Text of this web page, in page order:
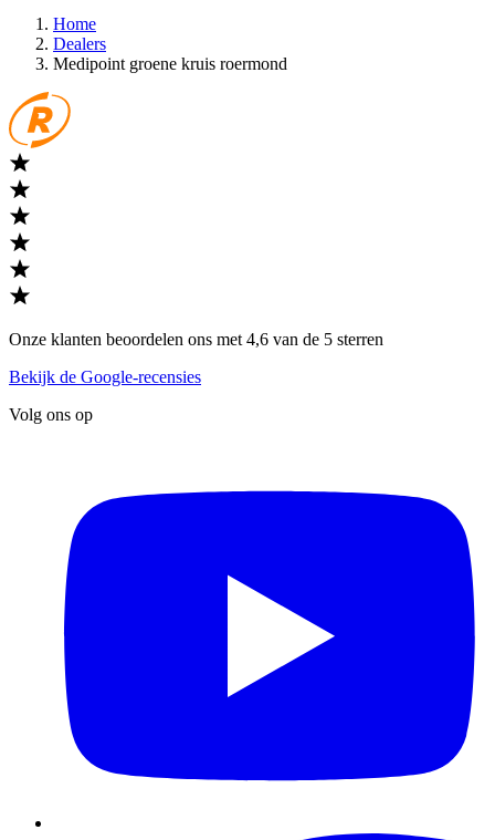
Home
Dealers
Medipoint groene kruis roermond
Onze klanten beoordelen ons met 4,6 van de 5 sterren
Bekijk de Google-recensies
Volg ons op